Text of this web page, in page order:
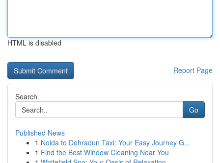
HTML is disabled
Report Page
Search
Go
Published News
1 Noida to Dehradun Taxi: Your Easy Journey G...
1 Find the Best Window Cleaning Near You